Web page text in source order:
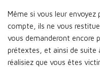
Même si vous leur envoyez
compte, ils ne vous
vous demanderont encore
prétextes, et ainsi de suite
réalisiez que vous êtes